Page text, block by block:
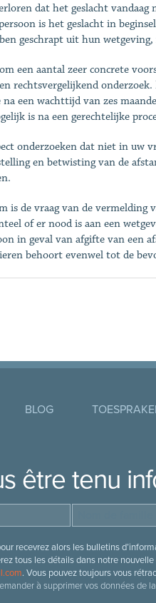
dat het geslacht vandaag
is het geslacht in
geschrapt uit hun
een aantal zeer concrete
rechtsvergelijkend
na een wachttijd van zes
is na een gerechtelijke
onderzoeken dat niet in uw
en betwisting van de
is de vraag van de
of er nood is aan een
in geval van afgifte van een
behoort evenwel tot de
BLOG
être tenu
recevrez alors les bulletins
tous les détails dans notre nouvelle
. Vous pouvez toujours vous
à supprimer vos données de